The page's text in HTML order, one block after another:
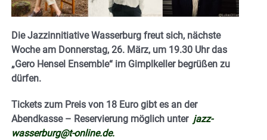
Die Jazzinnitiative Wasserburg freut sich, nächste
Woche am Donnerstag, 26. März, um 19.30 Uhr das
„Gero Hensel Ensemble“ im Gimplkeller begrüßen zu
dürfen.
Tickets zum Preis von 18 Euro gibt es an der
Abendkasse – Reservierung möglich unter jazz-
wasserburg@t-online.de.